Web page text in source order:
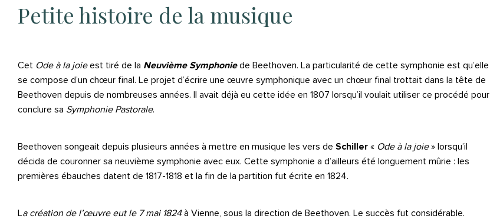
Petite histoire de la musique
Cet Ode à la joieest tiré de la Neuvième Symphoniede Beethoven. La particularité de cette symphonie est qu’elle
se compose d’un chœur final. Le projet d’écrire une œuvre symphonique avec un chœur final trottait dans la tête de
Beethoven depuis de nombreuses années. Il avait déjà eu cette idée en 1807 lorsqu’il voulait utiliser ce procédé pour
conclure sa Symphonie Pastorale.
Beethoven songeait depuis plusieurs années à mettre en musique les vers de Schiller « Ode à la joie» lorsqu’il
décida de couronner sa neuvième symphonie avec eux. Cette symphonie a d’ailleurs été longuement mûrie : les
premières ébauches datent de 1817-1818 et la fin de la partition fut écrite en 1824.
La création de l’œuvre eut le 7 mai 1824à Vienne, sous la direction de Beethoven. Le succès fut considérable.